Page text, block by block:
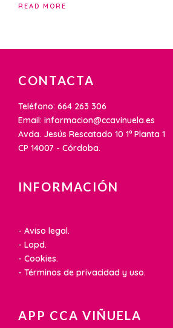
READ MORE
CONTACTA
Teléfono: 664 263 306
Email: informacion@ccavinuela.es
Avda. Jesús Rescatado 10 1ª Planta 1
CP 14007 - Córdoba.
INFORMACIÓN
- Aviso legal.
- Lopd.
- Cookies.
- Términos de privacidad y uso.
APP CCA VIÑUELA